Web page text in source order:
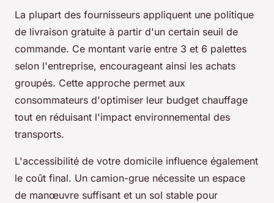
La plupart des fournisseurs appliquent une politique
de livraison gratuite à partir d'un certain seuil de
commande. Ce montant varie entre 3 et 6 palettes
selon l'entreprise, encourageant ainsi les achats
groupés. Cette approche permet aux
consommateurs d'optimiser leur budget chauffage
tout en réduisant l'impact environnemental des
transports.
L'accessibilité de votre domicile influence également
le coût final. Un camion-grue nécessite un espace
de manœuvre suffisant et un sol stable pour